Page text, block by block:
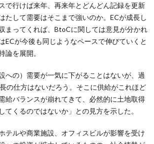
で行けば来年、再来年とどんどん記録を更新
たして需要はそこまで強いのか。ECが成長し
まってくれば、BtoCに関しては意見が分かれ
ECが今後も同じようなペースで伸びていくと
論を展開。
への）需要が一気に下がることはないが、過
の仕方はないだろう。そこに供給がこれほど
給バランスが崩れてきて、必然的に土地取得
てくるのではないか」との見方を示した。
テルや商業施設、オフィスビルが影響を受け